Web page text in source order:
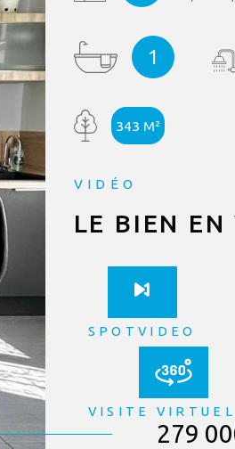
1
343 M²
VIDÉO
LE BIEN EN
SPOTVIDEO
VISITE
279